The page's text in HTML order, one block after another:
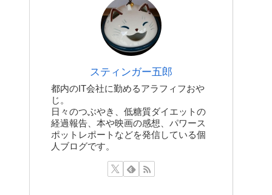
スティンガー五郎
都内のIT会社に勤めるアラフィフおや
じ。
日々のつぶやき、低糖質ダイエットの
経過報告、本や映画の感想、パワース
ポットレポートなどを発信している個
人ブログです。